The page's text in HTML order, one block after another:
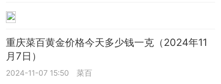
重庆菜百黄金价格今天多少钱一克（2024年11
月7日）
2024-11-07 15:50 菜百